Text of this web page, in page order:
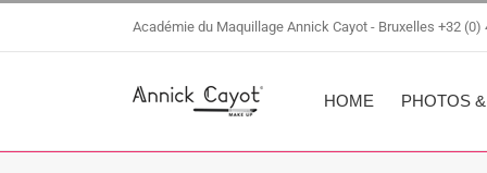
Passer
contenu
Académie du Maquillage Annick Cayot - Bruxelles +32 (0)
HOME PHOTOS